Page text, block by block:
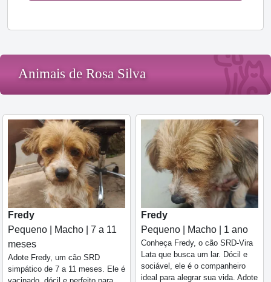
Animais de Rosa Silva
Fredy
Pequeno | Macho | 7 a 11
meses
Adote Fredy, um cão SRD
simpático de 7 a 11 meses. Ele é
vacinado, dócil e perfeito para
Fredy
Pequeno | Macho | 1 ano
Conheça Fredy, o cão SRD-Vira
Lata que busca um lar. Dócil e
sociável, ele é o companheiro
ideal para alegrar sua vida. Adote